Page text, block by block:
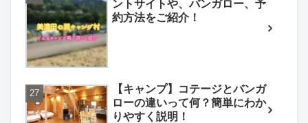
ントサイトや、バンガロー、予
約方法をご紹介！
【キャンプ】コテージとバンガ
ローの違いって何？簡単にわか
りやすく説明！